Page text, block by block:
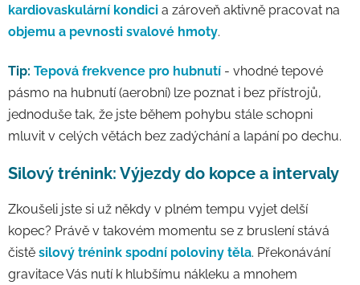
kardiovaskulární kondici a zároveň aktivně pracovat na
objemu a pevnosti svalové hmoty.
Tip: Tepová frekvence pro hubnutí - vhodné tepové
pásmo na hubnutí (aerobní) lze poznat i bez přístrojů,
jednoduše tak, že jste během pohybu stále schopni
mluvit v celých větách bez zadýchání a lapání po dechu.
Silový trénink: Výjezdy do kopce a intervaly
Zkoušeli jste si už někdy v plném tempu vyjet delší
kopec? Právě v takovém momentu se z bruslení stává
čistě silový trénink spodní poloviny těla. Překonávání
gravitace Vás nutí k hlubšímu nákleku a mnohem